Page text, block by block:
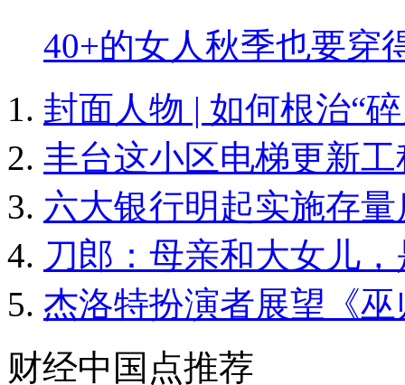
40+的女人秋季也要穿
封面人物 | 如何根治“
丰台这小区电梯更新
六大银行明起实施存
刀郎：母亲和大女儿
杰洛特扮演者展望《
财经中国点推荐